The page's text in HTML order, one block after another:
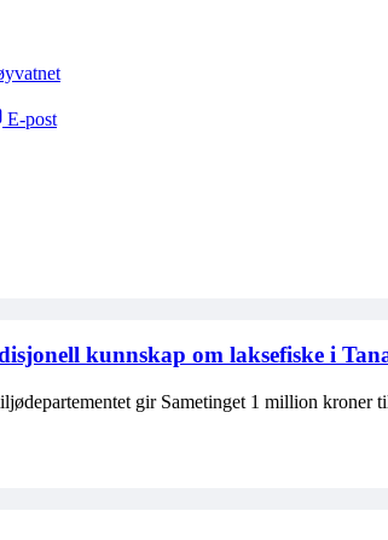
E-post
kunnskap om laksefiske i
gir Sametinget 1 million